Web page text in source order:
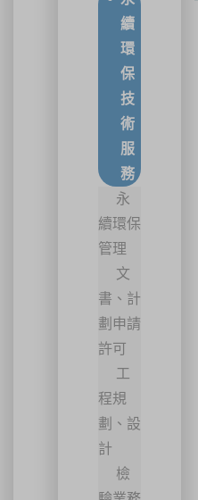
續
環
保
技
術
服
務
永
續環保
管理
文
書、計
劃申請
許可
工
程規
劃、設
計
檢